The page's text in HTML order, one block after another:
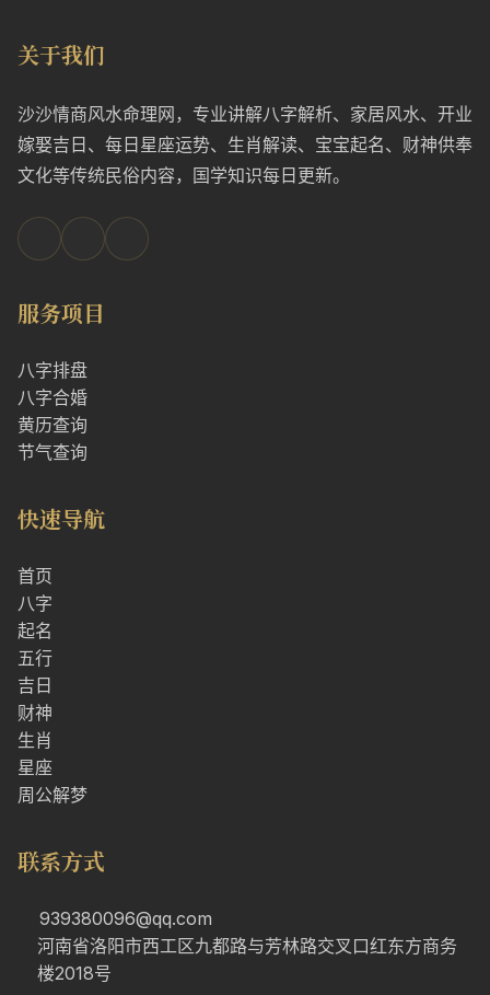
关于我们
沙沙情商风水命理网，专业讲解八字解析、家居风水、开业
嫁娶吉日、每日星座运势、生肖解读、宝宝起名、财神供奉
文化等传统民俗内容，国学知识每日更新。
服务项目
八字排盘
八字合婚
黄历查询
节气查询
快速导航
首页
八字
起名
五行
吉日
财神
生肖
星座
周公解梦
联系方式
939380096@qq.com
河南省洛阳市西工区九都路与芳林路交叉口红东方商务
楼2018号